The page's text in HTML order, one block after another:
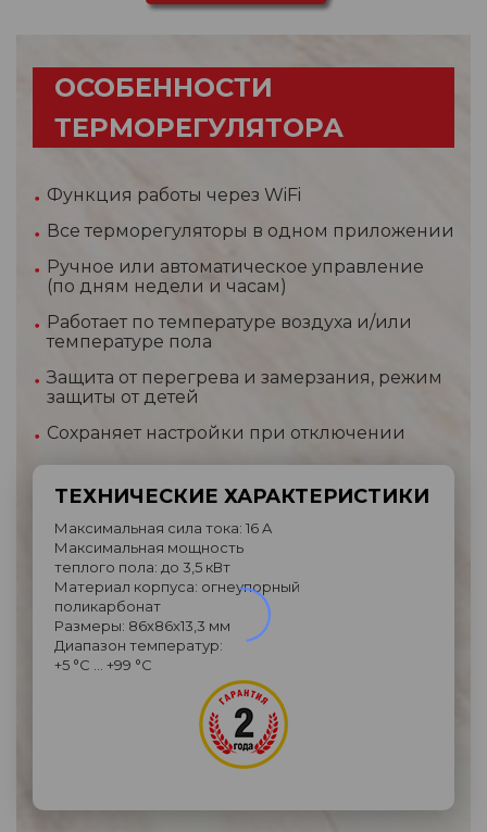
ОСОБЕННОСТИ
ТЕРМОРЕГУЛЯТОРА
Функция работы через WiFi
Все терморегуляторы в одном приложении
Ручное или автоматическое управление
(по дням недели и часам)
Работает по температуре воздуха и/или
температуре пола
Защита от перегрева и замерзания, режим
защиты от детей
Сохраняет настройки при отключении
ТЕХНИЧЕСКИЕ ХАРАКТЕРИСТИКИ
Максимальная сила тока: 16 A
Максимальная мощность
теплого пола: до 3,5 кВт
Материал корпуса: огнеупорный
поликарбонат
Размеры: 86х86х13,3 мм
Диапазон температур:
+5 °C … +99 °C